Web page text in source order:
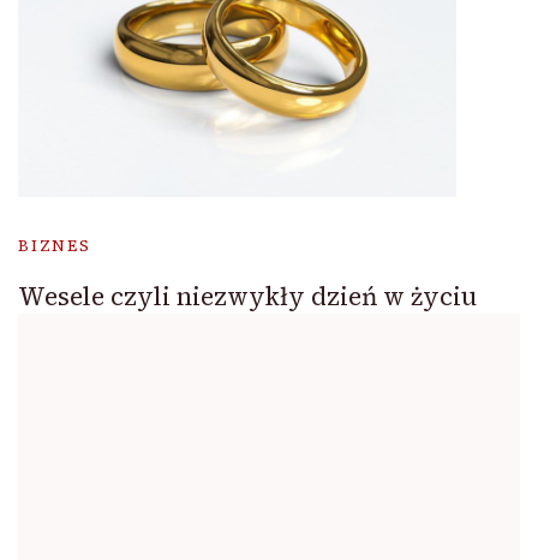
BIZNES
Wesele czyli niezwykły dzień w życiu